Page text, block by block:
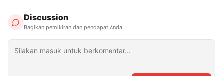
Discussion
Bagikan pemikiran dan pendapat Anda